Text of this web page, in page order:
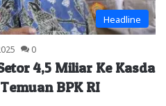
Headline
0
4,5 Miliar Ke Kasda
BPK RI